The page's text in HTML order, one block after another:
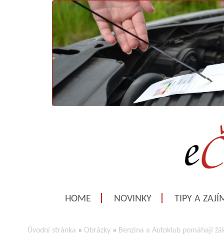
HOME NOVINKY TIPY A
Úvodní stránka » Obrázky » Benzina a Autoklub pomáhají